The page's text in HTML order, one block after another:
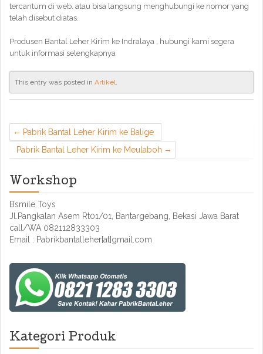
tercantum di web. atau bisa langsung menghubungi ke nomor yang
telah disebut diatas.
Produsen Bantal Leher Kirim ke Indralaya , hubungi kami segera
untuk informasi selengkapnya
This entry was posted in Artikel.
Pabrik Bantal Leher Kirim ke Balige
Pabrik Bantal Leher Kirim ke Meulaboh
Workshop
Bsmile Toys
Jl.Pangkalan Asem Rt01/01, Bantargebang, Bekasi Jawa Barat
call/WA 082112833303
Email : Pabrikbantalleher[at]gmail.com
Kategori Produk